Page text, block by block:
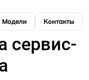
Модели Контакты
сервис-